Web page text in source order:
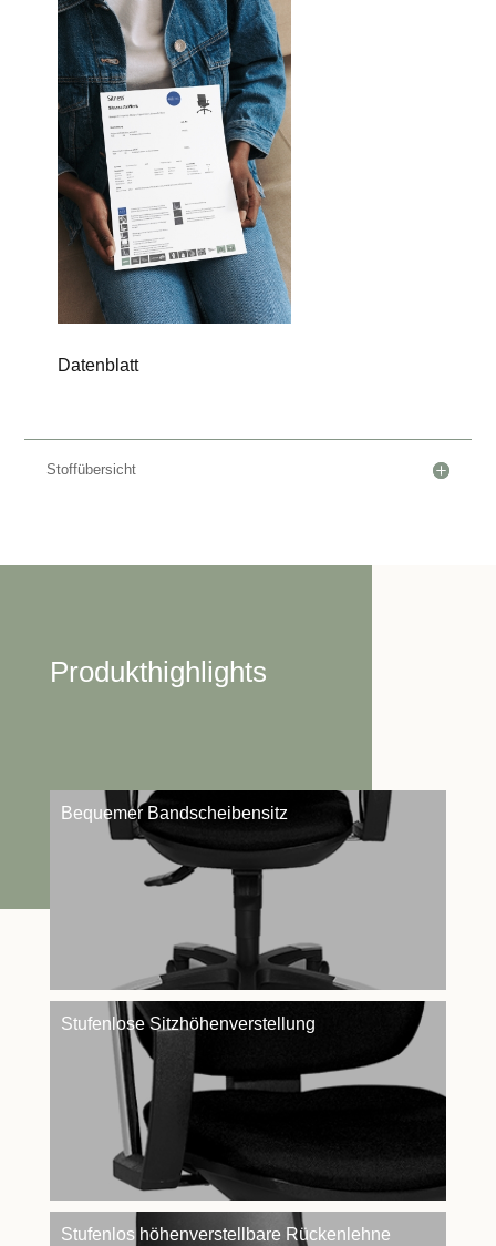
Datenblatt
Stoffübersicht
Produkthighlights
Bequemer Bandscheibensitz
Stufenlose Sitzhöhenverstellung
Stufenlos höhenverstellbare Rückenlehne